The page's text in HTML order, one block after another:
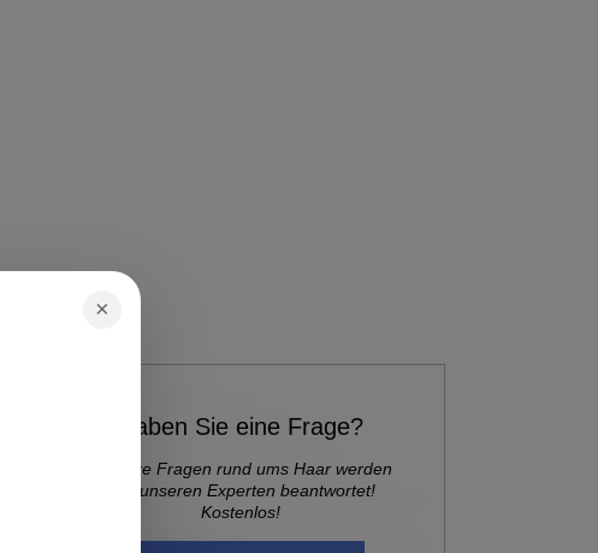
Haben Sie eine Frage?
Alle Ihre Fragen rund ums Haar werden
von unseren Experten beantwortet!
Kostenlos!
×